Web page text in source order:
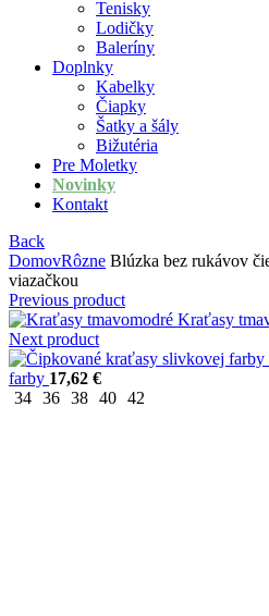
Tenisky
Lodičky
Baleríny
Doplnky
Kabelky
Čiapky
Šatky a šály
Bižutéria
Pre Moletky
Novinky
Kontakt
Back
DomovRôzne Blúzka bez rukávov
viazačkou
Previous product
Kraťasy
Next product
farby 17,62 €
34 36 38 40 42